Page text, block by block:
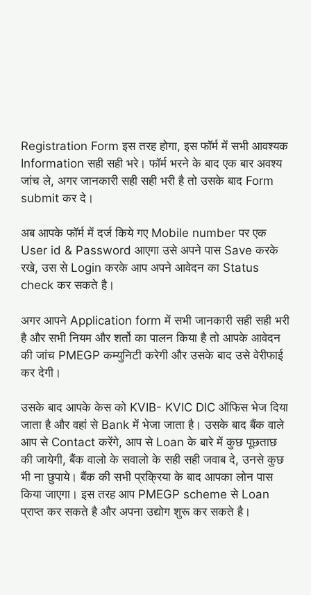
Registration Form इस तरह होगा, इस फॉर्म में सभी आवश्यक
Information सही सही भरे। फॉर्म भरने के बाद एक बार अवश्य
जांच ले, अगर जानकारी सही सही भरी है तो उसके बाद Form
submit कर दे।
अब आपके फॉर्म में दर्ज किये गए Mobile number पर एक
User id & Password आएगा उसे अपने पास Save करके
रखे, उस से Login करके आप अपने आवेदन का Status
check कर सकते है।
अगर आपने Application form में सभी जानकारी सही सही भरी
है और सभी नियम और शर्तो का पालन किया है तो आपके आवेदन
की जांच PMEGP कम्युनिटी करेगी और उसके बाद उसे वेरीफाई
कर देगी।
उसके बाद आपके केस को KVIB- KVIC DIC ऑफिस भेज दिया
जाता है और वहां से Bank में भेजा जाता है। उसके बाद बैंक वाले
आप से Contact करेंगे, आप से Loan के बारे में कुछ पूछताछ
की जायेगी, बैंक वालो के सवालो के सही सही जवाब दे, उनसे कुछ
भी ना छुपाये। बैंक की सभी प्रक्रिया के बाद आपका लोन पास
किया जाएगा। इस तरह आप PMEGP scheme से Loan
प्राप्त कर सकते है और अपना उद्योग शुरू कर सकते है।